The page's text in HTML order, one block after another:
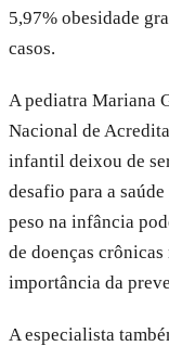
5,97% obesidade
casos.
A pediatra Mariana
Nacional de
infantil deixou de
desafio para a
peso na infância
de doenças
importância da
A especialista